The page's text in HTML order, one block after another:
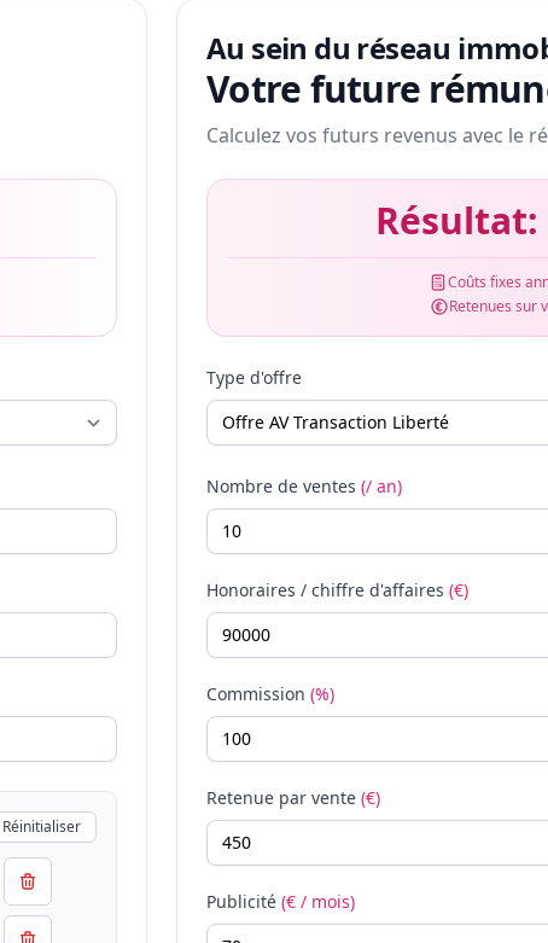
Réinitialiser
Au sein du réseau
Votre future
Calculez vos futurs revenus avec le
Résultat:
Coûts fixes
Retenues sur
Type d'offre
Nombre de ventes (/ an)
Honoraires / chiffre d'affaires (€)
Commission (%)
Retenue par vente (€)
Publicité (€ / mois)